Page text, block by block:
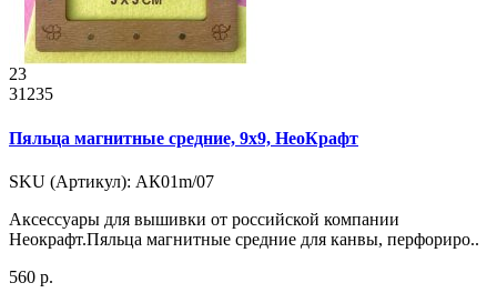
23
31235
Пяльца магнитные средние, 9x9, НеоКрафт
SKU (Артикул): АК01m/07
Аксессуары для вышивки от российской компании
Неокрафт.Пяльца магнитные средние для канвы, перфориро..
560 р.